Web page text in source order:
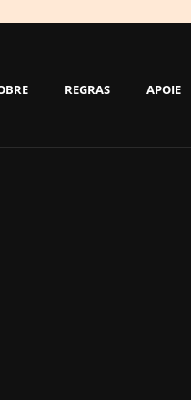
REGRAS APOIE